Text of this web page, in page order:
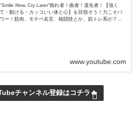
"Smile Now, Cry Later”痴れ者！曲者！道化者！【強く
て・動ける・カッコいい体と心】を目指そう！力こそパ
ワー！筋肉、モチベ名言、格闘技とか、筋トレ系が７
www.youtube.com
チャンネル登録はコチラ🔥